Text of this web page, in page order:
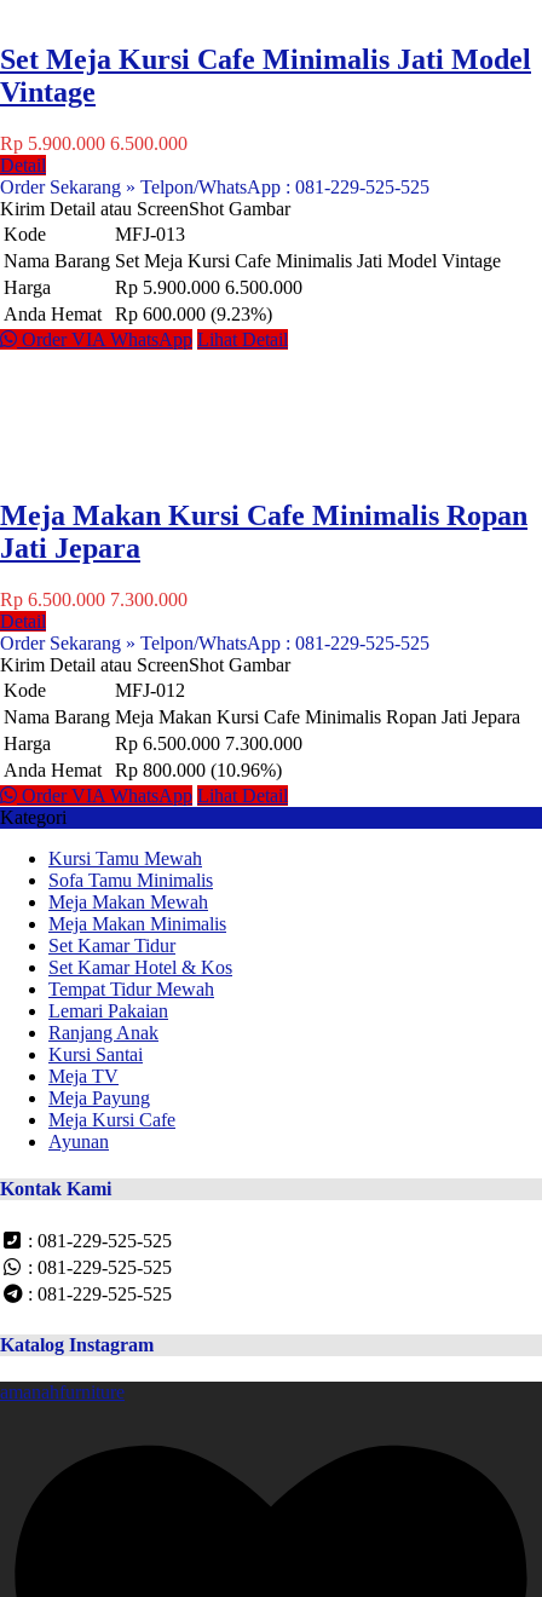
Set Meja Kursi Cafe Minimalis Jati Model
Vintage
Rp 5.900.000 6.500.000
Detail
Order Sekarang » Telpon/WhatsApp : 081-229-525-525
Kirim Detail atau ScreenShot Gambar
Kode
MFJ-013
Nama Barang Set Meja Kursi Cafe Minimalis Jati Model Vintage
Harga
Rp 5.900.000 6.500.000
Anda Hemat
Rp 600.000 (9.23%)
Order VIA WhatsApp Lihat Detail
Meja Makan Kursi Cafe Minimalis Ropan
Jati Jepara
Rp 6.500.000 7.300.000
Detail
Order Sekarang » Telpon/WhatsApp : 081-229-525-525
Kirim Detail atau ScreenShot Gambar
Kode
MFJ-012
Nama Barang Meja Makan Kursi Cafe Minimalis Ropan Jati Jepara
Harga
Rp 6.500.000 7.300.000
Anda Hemat
Rp 800.000 (10.96%)
Order VIA WhatsApp Lihat Detail
Kategori
Kursi Tamu Mewah
Sofa Tamu Minimalis
Meja Makan Mewah
Meja Makan Minimalis
Set Kamar Tidur
Set Kamar Hotel & Kos
Tempat Tidur Mewah
Lemari Pakaian
Ranjang Anak
Kursi Santai
Meja TV
Meja Payung
Meja Kursi Cafe
Ayunan
Kontak Kami
: 081-229-525-525
: 081-229-525-525
: 081-229-525-525
Katalog Instagram
amanahfurniture